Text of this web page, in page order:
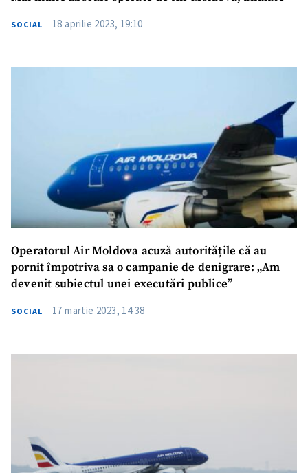
SOCIAL 18 aprilie 2023, 19:10
Operatorul Air Moldova acuză autoritățile că au
pornit împotriva sa o campanie de denigrare: „Am
devenit subiectul unei executări publice”
SOCIAL 17 martie 2023, 14:38